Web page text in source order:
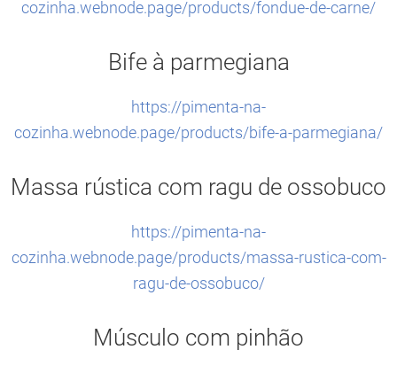
cozinha.webnode.page/products/fondue-de-carne/
Bife à parmegiana
https://pimenta-na-
cozinha.webnode.page/products/bife-a-parmegiana/
Massa rústica com ragu de ossobuco
https://pimenta-na-
cozinha.webnode.page/products/massa-rustica-com-
ragu-de-ossobuco/
Músculo com pinhão